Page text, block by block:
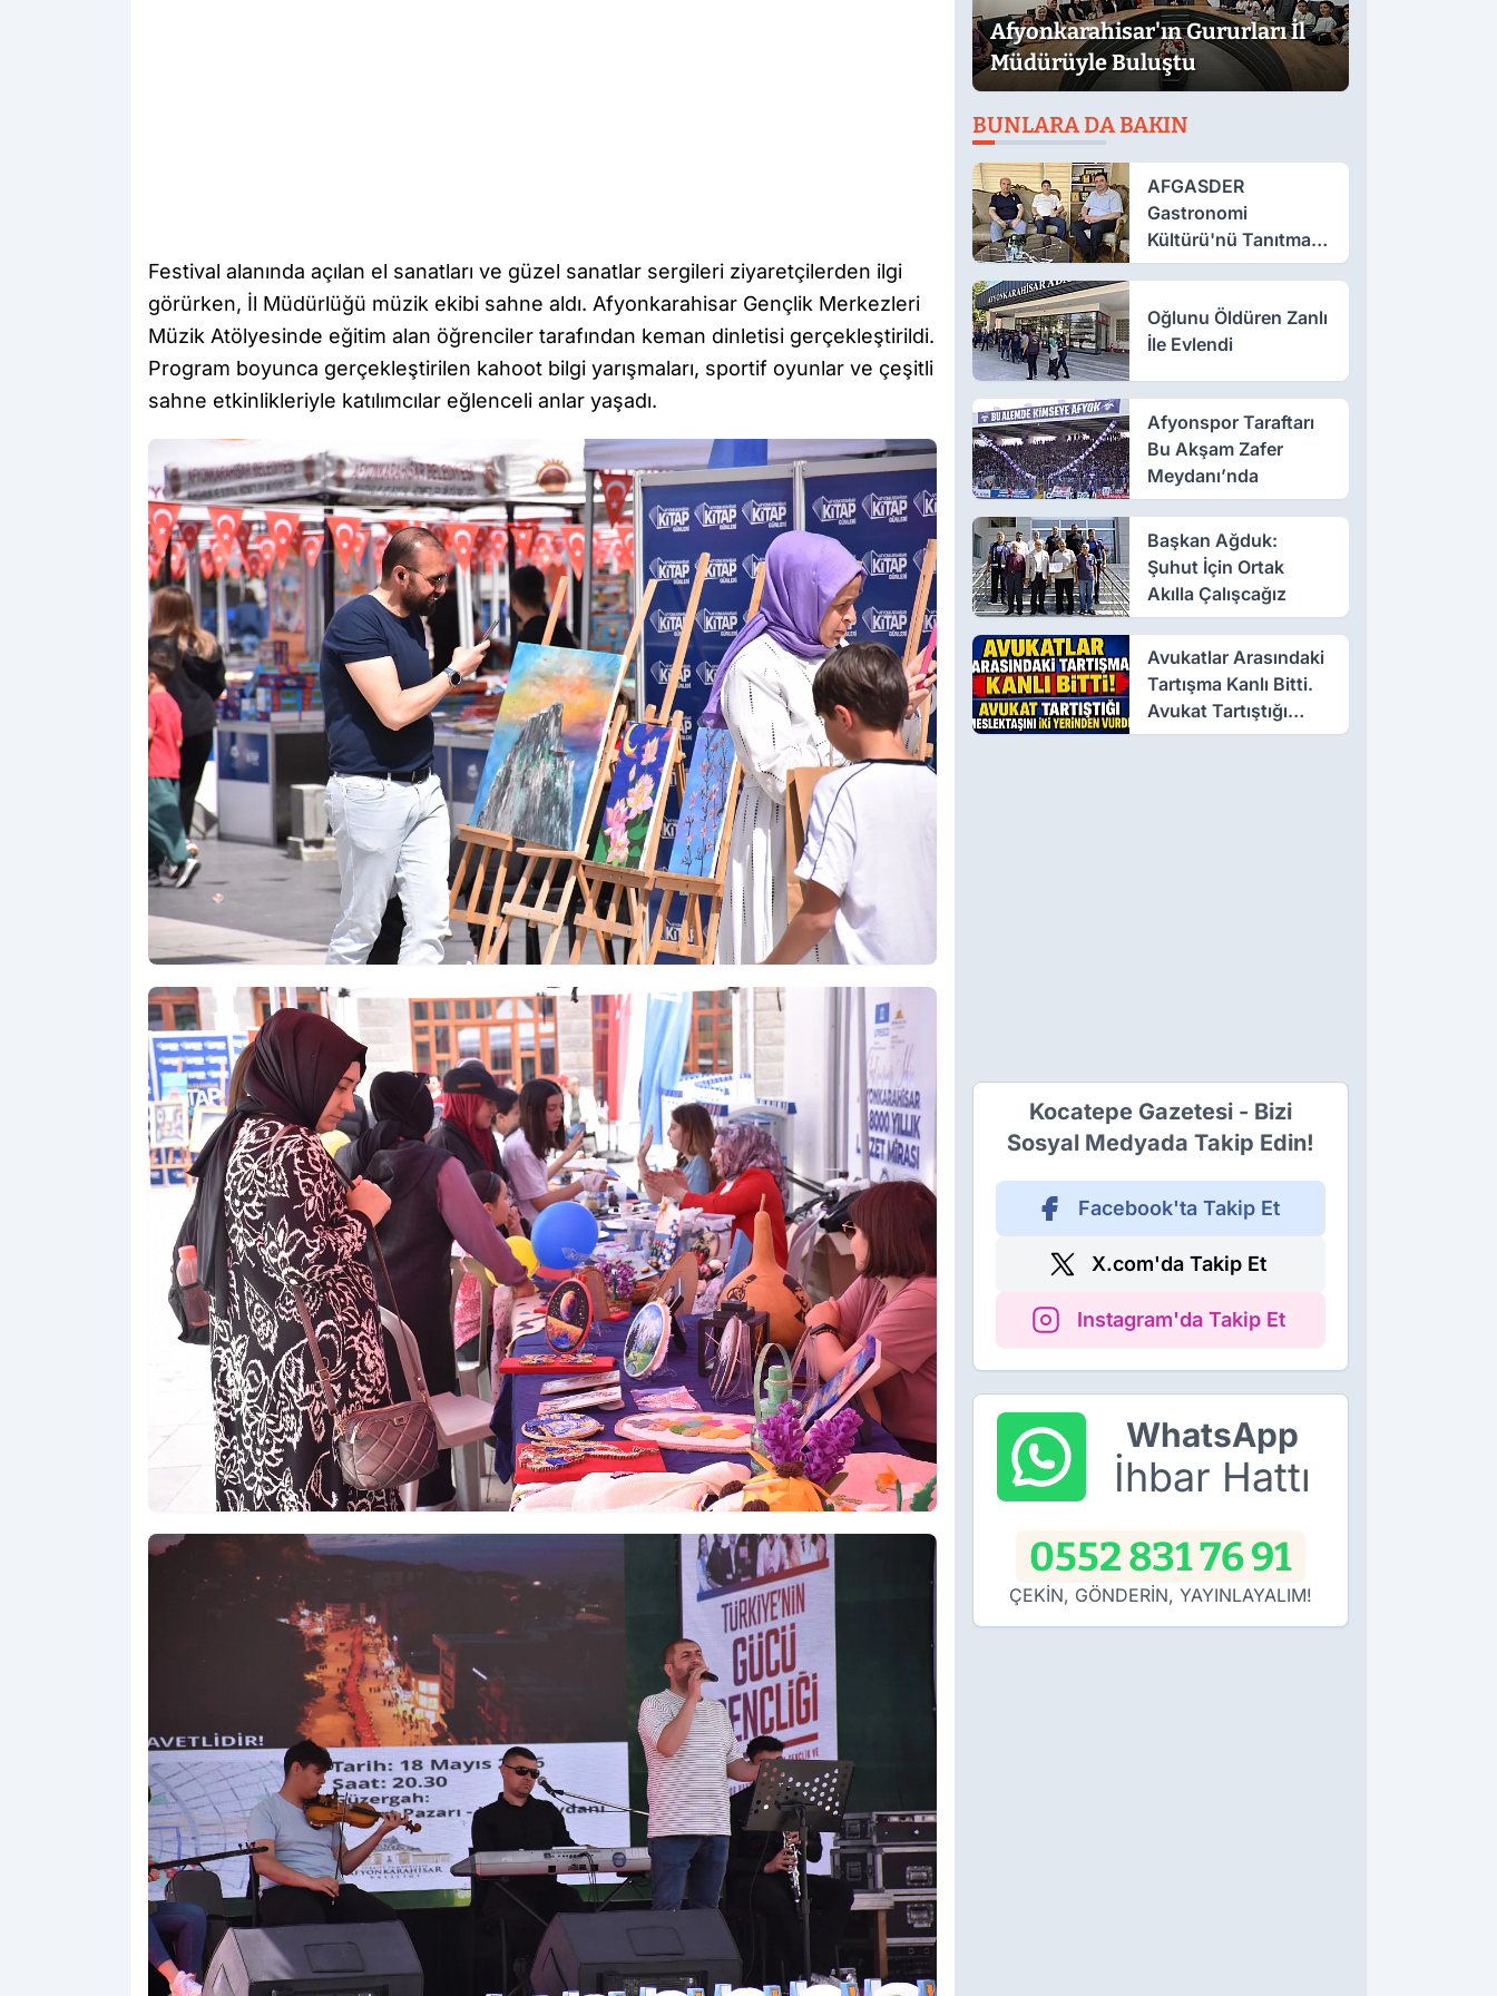
Festival alanında açılan el sanatları ve güzel sanatlar sergileri ziyaretçilerden ilgi
görürken, İl Müdürlüğü müzik ekibi sahne aldı. Afyonkarahisar Gençlik Merkezleri
Müzik Atölyesinde eğitim alan öğrenciler tarafından keman dinletisi gerçekleştirildi.
Program boyunca gerçekleştirilen kahoot bilgi yarışmaları, sportif oyunlar ve çeşitli
sahne etkinlikleriyle katılımcılar eğlenceli anlar yaşadı.
Afyonkarahisar'ın Gururları İl
Müdürüyle Buluştu
BUNLARA DA BAKIN
AFGASDER
Gastronomi
Kültürü'nü Tanıtmak
İçin Çalışıyor
Oğlunu Öldüren Zanlı
İle Evlendi
Afyonspor Taraftarı
Bu Akşam Zafer
Meydanı’nda
Başkan Ağduk:
Şuhut İçin Ortak
Akılla Çalışcağız
Avukatlar Arasındaki
Tartışma Kanlı Bitti.
Avukat Tartıştığı
Meslektaşını İki
Kocatepe Gazetesi - Bizi
Sosyal Medyada Takip Edin!
Facebook'ta Takip Et
X.com'da Takip Et
Instagram'da Takip Et
WhatsApp
İhbar Hattı
0552 831 76 91
ÇEKİN, GÖNDERİN, YAYINLAYALIM!